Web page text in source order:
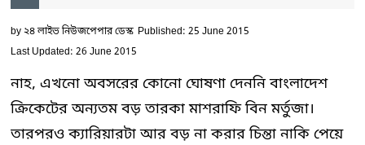
by২৪ লাইভ নিউজপেপার ডেস্ক Published: 25 June 2015
Last Updated: 26 June 2015
নাহ, এখনো অবসরের কোনো ঘোষণা দেননি বাংলাদেশ
ক্রিকেটের অন্যতম বড় তারকা মাশরাফি বিন মর্তুজা।
তারপরও ক্যারিয়ারটা আর বড় না করার চিন্তা নাকি পেয়ে